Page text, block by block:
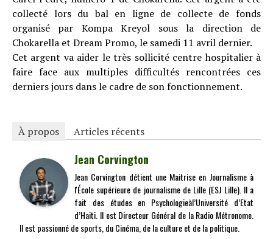
collecté lors du bal en ligne de collecte de fonds
organisé par Kompa Kreyol sous la direction de
Chokarella et Dream Promo, le samedi 11 avril dernier.
Cet argent va aider le très sollicité centre hospitalier à
faire face aux multiples difficultés rencontrées ces
derniers jours dans le cadre de son fonctionnement.
À propos Articles récents
Jean Corvington
Jean Corvington détient une Maitrise en Journalisme à
l'École supérieure de journalisme de Lille (ESJ Lille). Il a
fait des études en Psychologieàl’Université d’Etat
d’Haiti. Il est Directeur Général de la Radio Métronome.
Il est passionné de sports, du Cinéma, de la culture et de la politique.